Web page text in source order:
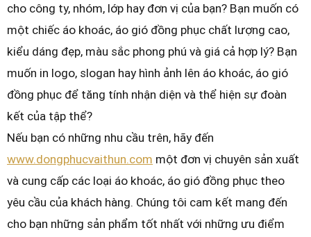
cho công ty, nhóm, lớp hay đơn vị của bạn? Bạn muốn có
một chiếc áo khoác, áo gió đồng phục chất lượng cao,
kiểu dáng đẹp, màu sắc phong phú và giá cả hợp lý? Bạn
muốn in logo, slogan hay hình ảnh lên áo khoác, áo gió
đồng phục để tăng tính nhận diện và thể hiện sự đoàn
kết của tập thể?
Nếu bạn có những nhu cầu trên, hãy đến
www.dongphucvaithun.com một đơn vị chuyên sản xuất
và cung cấp các loại áo khoác, áo gió đồng phục theo
yêu cầu của khách hàng. Chúng tôi cam kết mang đến
cho bạn những sản phẩm tốt nhất với những ưu điểm